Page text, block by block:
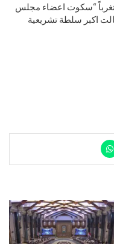
“سكوت اعضاء مجلس
اكبر سلطة تشريعية